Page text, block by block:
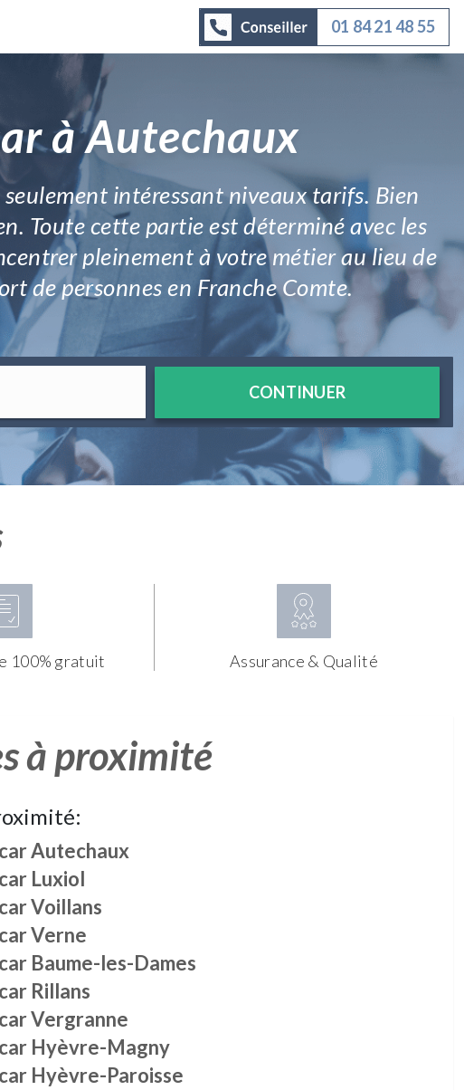
01 84 21 48 55
à Autechaux
intéressant niveaux tarifs. Bien
Toute cette partie est déterminé avec les
pleinement à votre métier au lieu de
de personnes en Franche Comte.
CONTINUER
100% gratuit Assurance & Qualité
à proximité
Autechaux
Luxiol
Voillans
Verne
Baume-les-Dames
Rillans
Vergranne
Hyèvre-Magny
Hyèvre-Paroisse